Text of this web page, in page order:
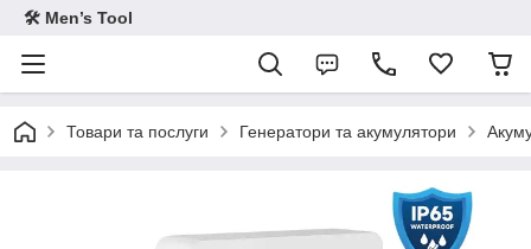
🛠 Men’s Tool
Товари та послуги Генератори та акумулятори